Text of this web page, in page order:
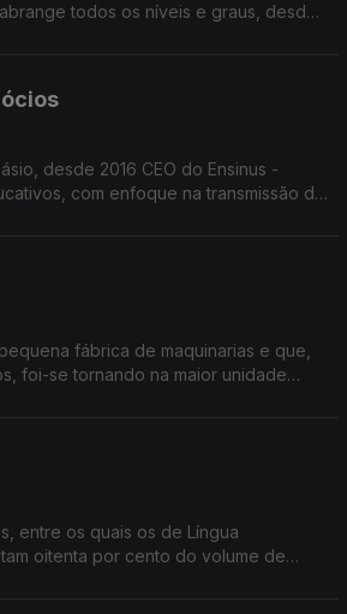
todos os níveis e graus, desde
desde 2016 CEO do Ensinus -
com enfoque na transmissão de
fábrica de maquinarias e que,
foi-se tornando na maior unidade
entre os quais os de Língua
oitenta por cento do volume de